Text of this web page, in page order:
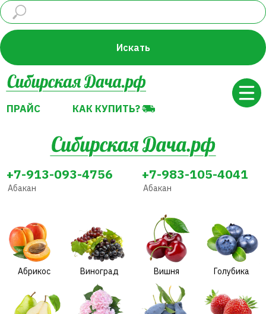
Искать
ПРАЙС КАК КУПИТЬ?
Груша
ПРАЙС
КАК КУПИТЬ?
Декоративные
растения
Жимолость Земляника
(Клубника)
Крышовник и Ежевика
Облепиха Роза